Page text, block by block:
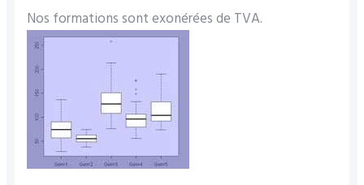
Nos formations sont exonérées de TVA.